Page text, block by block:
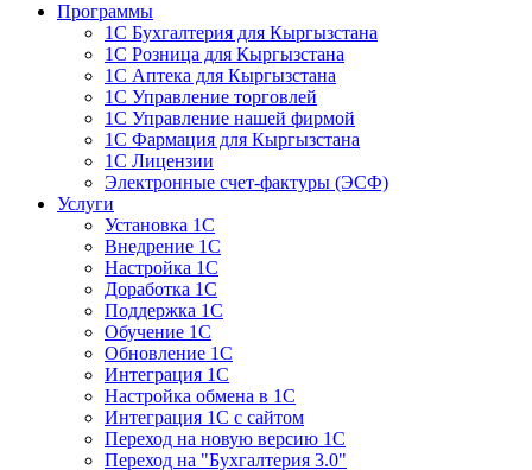
Программы
1С Бухгалтерия для Кыргызстана
1С Розница для Кыргызстана
1С Аптека для Кыргызстана
1С Управление торговлей
1С Управление нашей фирмой
1С Фармация для Кыргызстана
1С Лицензии
Электронные счет-фактуры (ЭСФ)
Услуги
Установка 1С
Внедрение 1С
Настройка 1С
Доработка 1С
Поддержка 1С
Обучение 1С
Обновление 1С
Интеграция 1С
Настройка обмена в 1С
Интеграция 1С с сайтом
Переход на новую версию 1С
Переход на "Бухгалтерия 3.0"